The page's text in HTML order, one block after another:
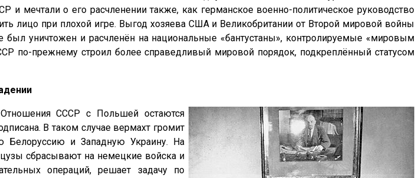
мечтали о его расчленении также, как германское военно-политическое руководство
лицо при плохой игре. Выгод хозяева США и Великобритании от Второй мировой войны
уничтожен и расчленён на национальные «бантустаны», контролируемые «мировым
по-прежнему строил более справедливый мировой порядок, подкреплённый статусом
СССР с Польшей остаются
В таком случае вермахт громит
Белоруссию и Западную Украину. На
сбрасывают на немецкие войска и
операций, решает задачу по